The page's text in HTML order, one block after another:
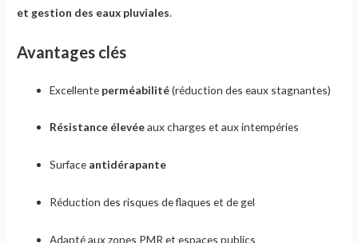
et gestion des eaux pluviales.
Avantages clés
Excellente perméabilité(réduction des eaux stagnantes)
Résistance élevéeaux charges et aux intempéries
Surface antidérapante
Réduction des risques de flaques et de gel
Adapté aux zones PMR et espaces publics